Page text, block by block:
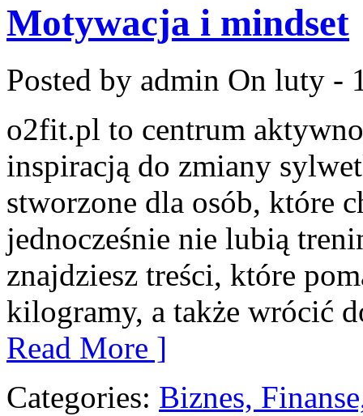
Motywacja i mindset
Posted by admin On luty -
o2fit.pl to centrum
inspiracją do zmiany
stworzone dla osób, które
jednocześnie nie lubią
znajdziesz treści, które
kilogramy, a także wrócić
Read More ]
Categories: Biznes,